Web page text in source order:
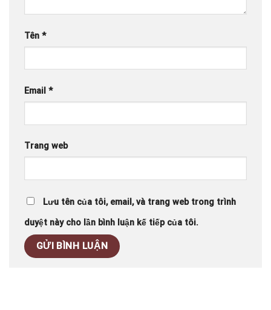
Tên *
Email *
Trang web
Lưu tên của tôi, email, và trang web trong trình
duyệt này cho lần bình luận kế tiếp của tôi.